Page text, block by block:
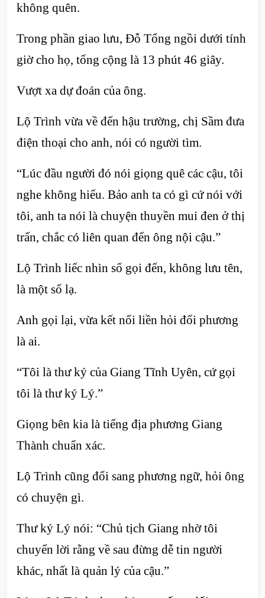
không quên.
Trong phần giao lưu, Đỗ Tổng ngồi dưới tính
giờ cho họ, tổng cộng là 13 phút 46 giây.
Vượt xa dự đoán của ông.
Lộ Trình vừa về đến hậu trường, chị Sầm đưa
điện thoại cho anh, nói có người tìm.
“Lúc đầu người đó nói giọng quê các cậu, tôi
nghe không hiểu. Bảo anh ta có gì cứ nói với
tôi, anh ta nói là chuyện thuyền mui đen ở thị
trấn, chắc có liên quan đến ông nội cậu.”
Lộ Trình liếc nhìn số gọi đến, không lưu tên,
là một số lạ.
Anh gọi lại, vừa kết nối liền hỏi đối phương
là ai.
“Tôi là thư ký của Giang Tĩnh Uyên, cứ gọi
tôi là thư ký Lý.”
Giọng bên kia là tiếng địa phương Giang
Thành chuẩn xác.
Lộ Trình cũng đổi sang phương ngữ, hỏi ông
có chuyện gì.
Thư ký Lý nói: “Chủ tịch Giang nhờ tôi
chuyển lời rằng về sau đừng dễ tin người
khác, nhất là quản lý của cậu.”